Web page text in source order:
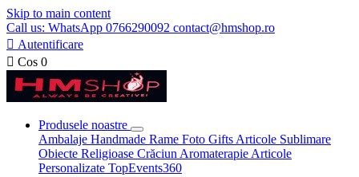
Skip to main content
Call us: WhatsApp 0766290092 contact@hmshop.ro
 Autentificare
 Cos 0
Produsele noastre
Ambalaje Handmade Rame Foto Gifts Articole Sublimare
Obiecte Religioase Crăciun Aromaterapie Articole
Personalizate TopEvents360